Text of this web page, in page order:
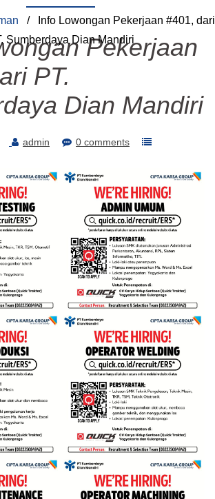
/ Info Lowongan Pekerjaan #401, dari
Sumberdaya Dian MandiriPekerjaan
PT.
Dian Mandiri
admin
0 comments